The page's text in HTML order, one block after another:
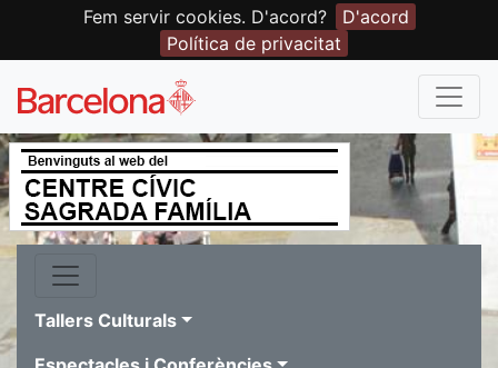
Fem servir cookies. D'acord?
D'acord
Política de privacitat
Tallers Culturals